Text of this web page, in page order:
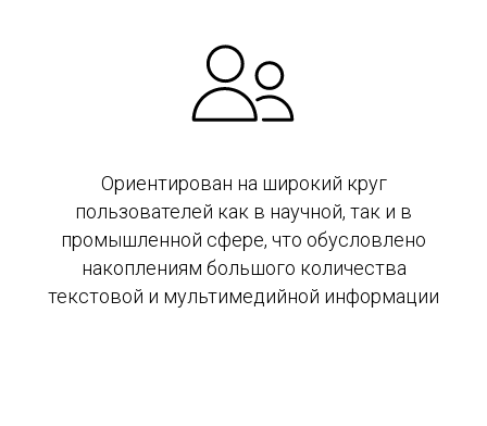
Ориентирован на широкий круг
пользователей как в научной, так и в
промышленной сфере, что обусловлено
накоплениям большого количества
текстовой и мультимедийной информации